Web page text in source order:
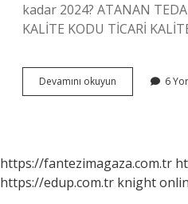
kadar 2024? ATANAN
KALİTE KODU TİCARİ
Devamını okuyun
Devletten
Mi
6
https://fantezimagaza.com.tr
https://edup.com.tr knight